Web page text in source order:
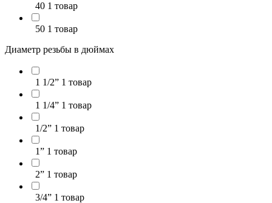
40 1 товар
50 1 товар
Диаметр резьбы в дюймах
1 1/2” 1 товар
1 1/4” 1 товар
1/2” 1 товар
1” 1 товар
2” 1 товар
3/4” 1 товар